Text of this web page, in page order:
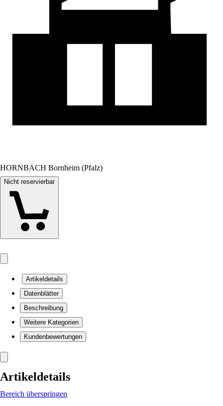
HORNBACH Bornheim (Pfalz)
Nicht reservierbar
Artikeldetails
Datenblätter
Beschreibung
Weitere Kategorien
Kundenbewertungen
Artikeldetails
Bereich überspringen